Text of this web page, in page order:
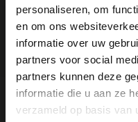
personaliseren, om
en om ons
informatie over uw
partners voor social
partners kunnen deze
informatie die u aan ze
verzameld op basis van
View this
It looks like your
you like to switch to